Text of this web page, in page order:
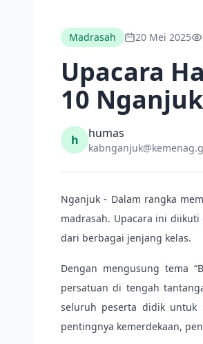
Madrasah 20 Mei 2025
Upacara
10 Nganjuk
h humas
Nganjuk - Dalam rangka
madrasah. Upacara ini
dari berbagai jenjang kelas.
Dengan mengusung tema
persatuan di tengah
seluruh peserta didik untuk
pentingnya kemerdekaan,